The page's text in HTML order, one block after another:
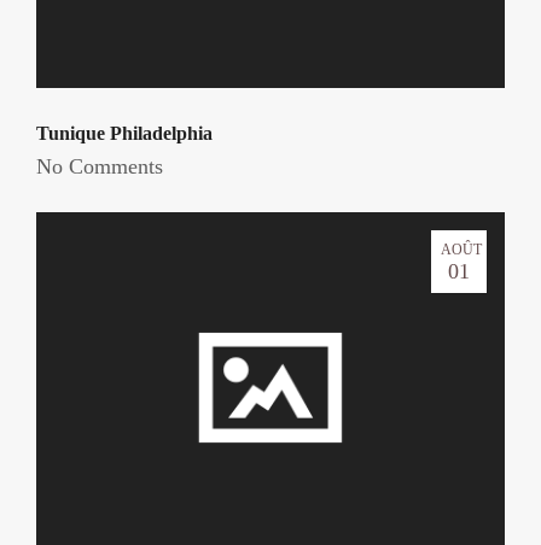
Tunique Philadelphia
No Comments
AOÛT
01